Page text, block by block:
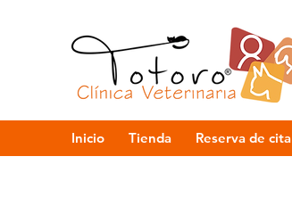
Inicio Tienda Reserva de cita